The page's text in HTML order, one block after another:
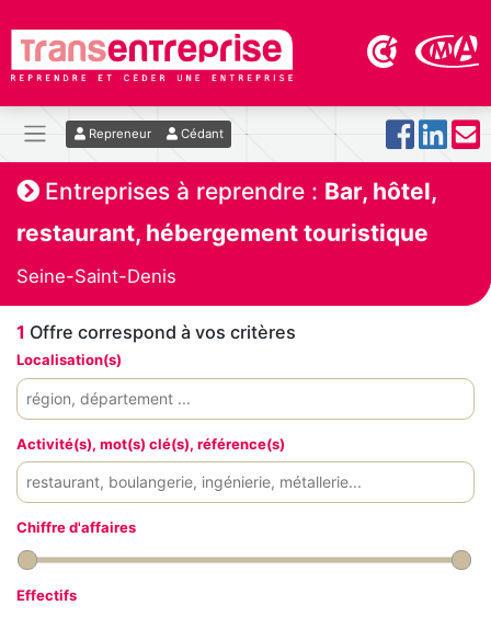
Repreneur Cédant
Entreprises à reprendre : Bar, hôtel,
restaurant, hébergement touristique
Seine-Saint-Denis
1 Offre correspond à vos critères
Localisation(s)
Activité(s), mot(s) clé(s), référence(s)
Chiffre d'affaires
Effectifs